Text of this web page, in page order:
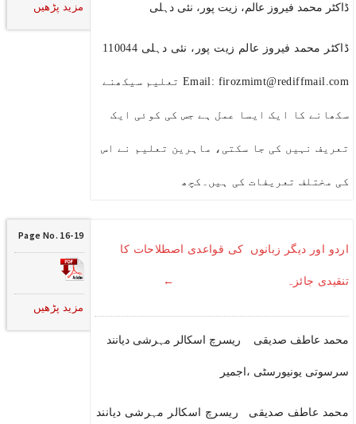
ڈاکٹر محمد فیروز عالم، زیت پور، نئی دہلی
ڈاکٹر محمد فیروز عالم زیت پور، نئی دہلی 110044
Email: firozmimt@rediffmail.com تعلیم سیکھنے
سکھانے کا ایک ایسا عمل ہے جس کی کوئی ایک
تعریف نہیں کی جا سکتی، ماہرین تعلیم نے اس
کی مختلف تعریفات کی ہیں۔کچھ
مزید پڑھیں
اردو اور دیگر زبانوں کی قواعدی اصطلاحات کا
تنقیدی جائزہ ←
محمد عاطف صدیقی ریسرچ اسکالر مہرشی دیانند
سرسوتی یونیورسٹی ،اجمیر
محمد عاطف صدیقی ریسرچ اسکالر مہرشی دیانند
Page No. 16-19
مزید پڑھیں